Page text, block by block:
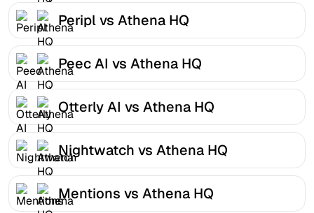
Peripl vs Athena HQ
Peec AI vs Athena HQ
Otterly AI vs Athena HQ
Nightwatch vs Athena HQ
Mentions vs Athena HQ